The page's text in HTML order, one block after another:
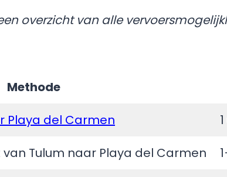
overzicht van alle
Methode
Playa del Carmen
Tulum naar Playa del Carmen